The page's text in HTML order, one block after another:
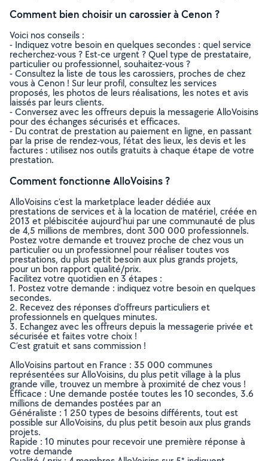
Comment bien choisir un carossier à Cenon ?
Voici nos conseils :
- Indiquez votre besoin en quelques secondes : quel service
recherchez-vous ? Est-ce urgent ? Quel type de prestataire,
particulier ou professionnel, souhaitez-vous ?
- Consultez la liste de tous les carossiers, proches de chez
vous à Cenon ! Sur leur profil, consultez les services
proposés, les photos de leurs réalisations, les notes et avis
laissés par leurs clients.
- Conversez avec les offreurs depuis la messagerie AlloVoisins
pour des échanges sécurisés et efficaces.
- Du contrat de prestation au paiement en ligne, en passant
par la prise de rendez-vous, l’état des lieux, les devis et les
factures : utilisez nos outils gratuits à chaque étape de votre
prestation.
Comment fonctionne AlloVoisins ?
AlloVoisins c’est la marketplace leader dédiée aux
prestations de services et à la location de matériel, créée en
2013 et plébiscitée aujourd’hui par une communauté de plus
de 4,5 millions de membres, dont 300 000 professionnels.
Postez votre demande et trouvez proche de chez vous un
particulier ou un professionnel pour réaliser toutes vos
prestations, du plus petit besoin aux plus grands projets,
pour un bon rapport qualité/prix.
Facilitez votre quotidien en 3 étapes :
1. Postez votre demande : indiquez votre besoin en quelques
secondes.
2. Recevez des réponses d’offreurs particuliers et
professionnels en quelques minutes.
3. Echangez avec les offreurs depuis la messagerie privée et
sécurisée et faites votre choix !
C’est gratuit et sans commission !
AlloVoisins partout en France : 35 000 communes
représentées sur AlloVoisins, du plus petit village à la plus
grande ville, trouvez un membre à proximité de chez vous !
Efficace : Une demande postée toutes les 10 secondes, 3.6
millions de demandes postées par an
Généraliste : 1 250 types de besoins différents, tout est
possible sur AlloVoisins, du plus petit besoin aux plus grands
projets.
Rapide : 10 minutes pour recevoir une première réponse à
votre demande